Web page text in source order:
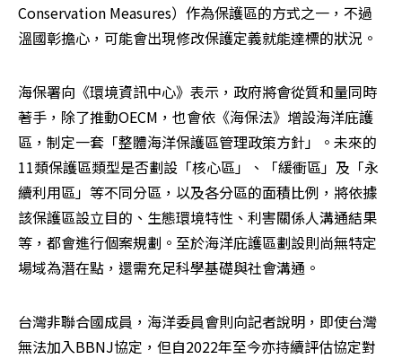
Conservation Measures）作為保護區的方式之一，不過
溫國彰擔心，可能會出現修改保護定義就能達標的狀況。
海保署向《環境資訊中心》表示，政府將會從質和量同時
著手，除了推動OECM，也會依《海保法》增設海洋庇護
區，制定一套「整體海洋保護區管理政策方針」。未來的
11類保護區類型是否劃設「核心區」、「緩衝區」及「永
續利用區」等不同分區，以及各分區的面積比例，將依據
該保護區設立目的、生態環境特性、利害關係人溝通結果
等，都會進行個案規劃。至於海洋庇護區劃設則尚無特定
場域為潛在點，還需充足科學基礎與社會溝通。
台灣非聯合國成員，海洋委員會則向記者說明，即使台灣
無法加入BBNJ協定，但自2022年至今亦持續評估協定對